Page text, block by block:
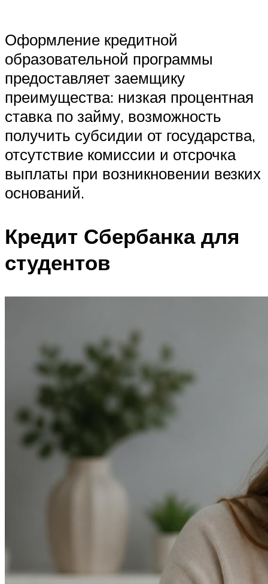
Оформление кредитной
образовательной программы
предоставляет заемщику
преимущества: низкая процентная
ставка по займу, возможность
получить субсидии от государства,
отсутствие комиссии и отсрочка
выплаты при возникновении везких
оснований.
Кредит Сбербанка для
студентов